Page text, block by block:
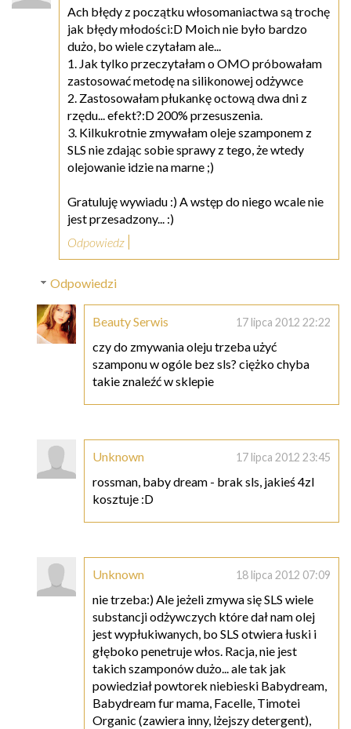
Ach błędy z początku włosomaniactwa są trochę
jak błędy młodości:D Moich nie było bardzo
dużo, bo wiele czytałam ale...
1. Jak tylko przeczytałam o OMO próbowałam
zastosować metodę na silikonowej odżywce
2. Zastosowałam płukankę octową dwa dni z
rzędu... efekt?:D 200% przesuszenia.
3. Kilkukrotnie zmywałam oleje szamponem z
SLS nie zdając sobie sprawy z tego, że wtedy
olejowanie idzie na marne ;)
Gratuluję wywiadu :) A wstęp do niego wcale nie
jest przesadzony... :)
Odpowiedz
Odpowiedzi
Beauty Serwis 17 lipca 2012 22:22
czy do zmywania oleju trzeba użyć
szamponu w ogóle bez sls? ciężko chyba
takie znaleźć w sklepie
Unknown 17 lipca 2012 23:45
rossman, baby dream - brak sls, jakieś 4zl
kosztuje :D
Unknown 18 lipca 2012 07:09
nie trzeba:) Ale jeżeli zmywa się SLS wiele
substancji odżywczych które dał nam olej
jest wypłukiwanych, bo SLS otwiera łuski i
głęboko penetruje włos. Racja, nie jest
takich szamponów dużo... ale tak jak
powiedział powtorek niebieski Babydream,
Babydream fur mama, Facelle, Timotei
Organic (zawiera inny, lżejszy detergent),